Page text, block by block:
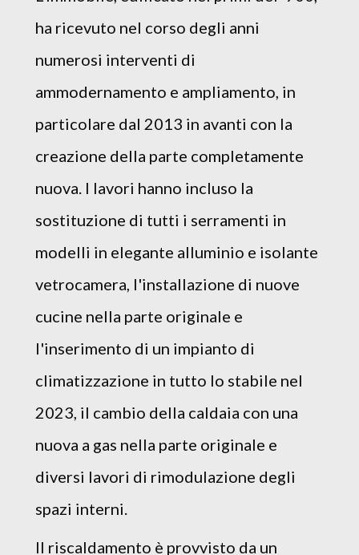
ha ricevuto nel corso degli anni
numerosi interventi di
ammodernamento e ampliamento, in
particolare dal 2013 in avanti con la
creazione della parte completamente
nuova. I lavori hanno incluso la
sostituzione di tutti i serramenti in
modelli in elegante alluminio e isolante
vetrocamera, l'installazione di nuove
cucine nella parte originale e
l'inserimento di un impianto di
climatizzazione in tutto lo stabile nel
2023, il cambio della caldaia con una
nuova a gas nella parte originale e
diversi lavori di rimodulazione degli
spazi interni.
Il riscaldamento è provvisto da un